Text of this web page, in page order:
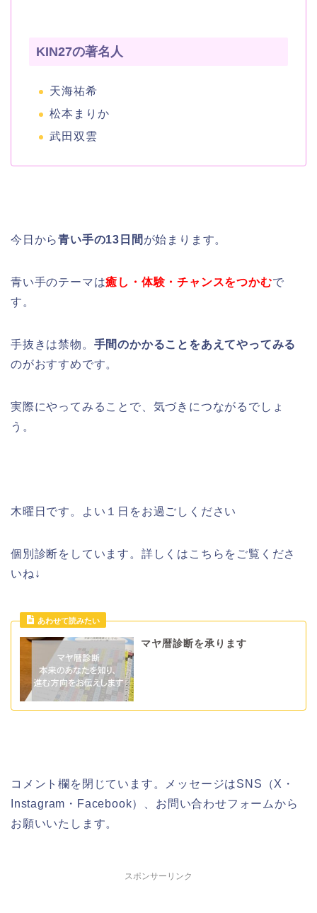
KIN27の著名人
天海祐希
松本まりか
武田双雲
今日から青い手の13日間 が始まります。
青い手のテーマは癒し・体験・チャンスをつかむで
す。
手抜きは禁物。 手間のかかることをあえてやってみる
のがおすすめです。
実際にやってみることで、気づきにつながるでしょ
う。
木曜日です。よい１日をお過ごしください
個別診断をしています。詳しくはこちらをご覧くださ
いね↓
マヤ暦診断を承ります
コメント欄を閉じています。メッセージはSNS（X・
Instagram・Facebook）、お問い合わせフォームから
お願いいたします。
スポンサーリンク